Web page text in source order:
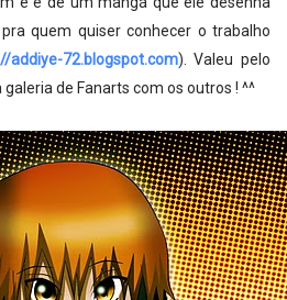
quem quiser conhecer o trabalho
addiye-72.blogspot.com). Valeu pelo
de Fanarts com os outros ! ^^